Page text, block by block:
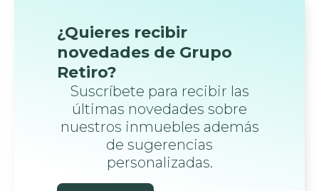
¿Quieres recibir
novedades de Grupo
Retiro?
Suscríbete para recibir las
últimas novedades sobre
nuestros inmuebles además
de sugerencias
personalizadas.